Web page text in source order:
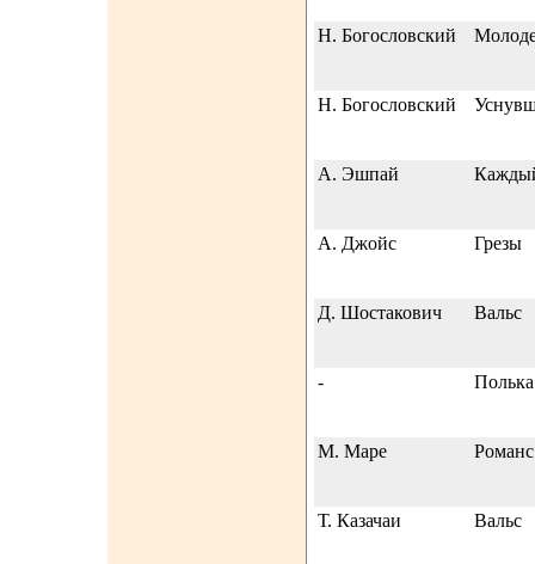
Н. Богословский
Н. Богословский
А. Эшпай
А. Джойс Грезы
Д. Шостакович Вальс
- Полька
М. Маре Романс
Т. Казачаи Вальс